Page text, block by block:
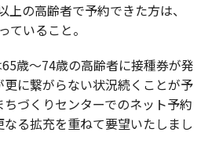
の高齢者で予約できた方は、
ていること。
歳〜74歳の高齢者に接種券が発
に繋がらない状況続くことが予
づくりセンターでのネット予約
る拡充を重ねて要望いたしまし